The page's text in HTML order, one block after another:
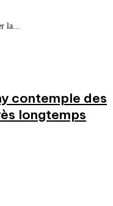
la...
contemple des
longtemps